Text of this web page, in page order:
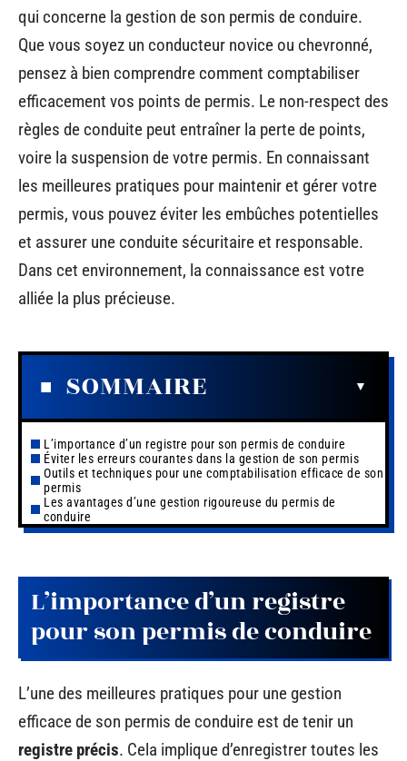
qui concerne la gestion de son permis de conduire.
Que vous soyez un conducteur novice ou chevronné,
pensez à bien comprendre comment comptabiliser
efficacement vos points de permis. Le non-respect des
règles de conduite peut entraîner la perte de points,
voire la suspension de votre permis. En connaissant
les meilleures pratiques pour maintenir et gérer votre
permis, vous pouvez éviter les embûches potentielles
et assurer une conduite sécuritaire et responsable.
Dans cet environnement, la connaissance est votre
alliée la plus précieuse.
SOMMAIRE
L’importance d’un registre pour son permis de conduire
Éviter les erreurs courantes dans la gestion de son permis
Outils et techniques pour une comptabilisation efficace de son
permis
Les avantages d’une gestion rigoureuse du permis de
conduire
L’importance d’un registre
pour son permis de conduire
L’une des meilleures pratiques pour une gestion
efficace de son permis de conduire est de tenir un
registre précis. Cela implique d’enregistrer toutes les